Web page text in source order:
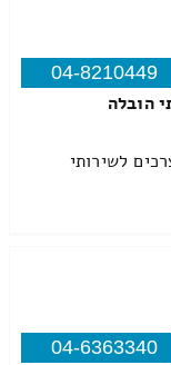
04-8210449
הובלה
לשירותי
04-6363340